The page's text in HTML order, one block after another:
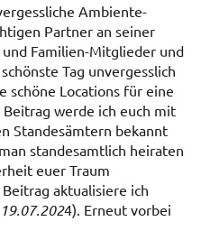
Ambiente-
Partner an seiner
Familien-Mitglieder und
Tag unvergesslich
schöne Locations für eine
werde ich euch mit
Standesämtern bekannt
standesamtlich heiraten
euer Traum
aktualisiere ich
4). Erneut vorbei